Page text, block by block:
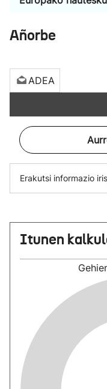
Añorbe
ADEA
Erakutsi informazio
Itunen